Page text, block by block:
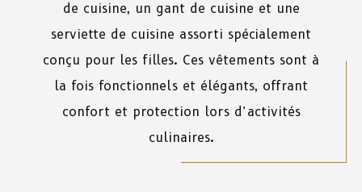
de cuisine, un gant de cuisine et une
serviette de cuisine assorti spécialement
conçu pour les filles. Ces vêtements sont à
la fois fonctionnels et élégants, offrant
confort et protection lorsd’activités
culinaires.